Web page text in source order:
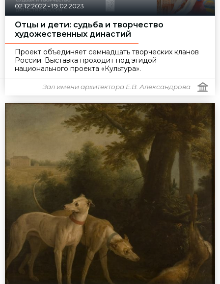
02.12.2022-19.02.2023
Отцы и дети: судьба и творчество
художественных династий
Проект объединяет семнадцать творческих кланов
России. Выставка проходит под эгидой
национального проекта «Культура».
Зал имени архитектора Е.В. Александрова